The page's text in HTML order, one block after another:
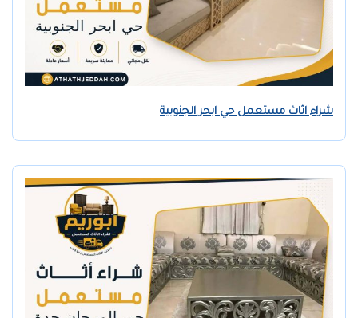
شراء اثاث مستعمل حي ابحر الجنوبية